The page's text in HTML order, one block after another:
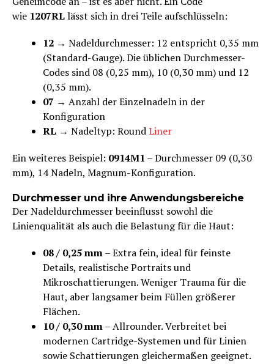
wie 1207RLlässt sich in drei Teile aufschlüsseln:
12 → Nadeldurchmesser: 12 entspricht 0,35 mm
(Standard-Gauge). Die üblichen Durchmesser-
Codes sind 08 (0,25 mm), 10 (0,30 mm) und 12
(0,35 mm).
07 → Anzahl der Einzelnadeln in der
Konfiguration
RL → Nadeltyp: RoundLiner
Ein weiteres Beispiel: 0914M1 – Durchmesser 09 (0,30
mm), 14 Nadeln, Magnum-Konfiguration.
Durchmesser und ihre Anwendungsbereiche
Der Nadeldurchmesser beeinflusst sowohl die
Linienqualität als auch die Belastung für die Haut:
08 / 0,25 mm– Extra fein, ideal für feinste
Details, realistische Portraits und
Mikroschattierungen. Weniger Trauma für die
Haut, aber langsamer beim Füllen größerer
Flächen.
10 / 0,30 mm– Allrounder. Verbreitet bei
modernen Cartridge-Systemen und für Linien
sowie Schattierungen gleichermaßen geeignet.